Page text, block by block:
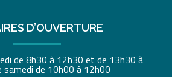
D’OUVERTURE
de 8h30 à 12h30 et de 13h30 à
samedi de 10h00 à 12h00